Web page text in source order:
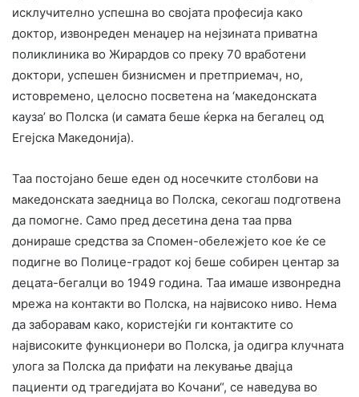
исклучително успешна во својата професија како
доктор, извонреден менаџер на нејзината приватна
поликлиника во Жирардов со преку 70 вработени
доктори, успешен бизнисмен и претприемач, но,
истовремено, целосно посветена на ‘македонската
кауза’ во Полска (и самата беше ќерка на бегалец од
Егејска Македонија).
Таа постојано беше еден од носечките столбови на
македонската заедница во Полска, секогаш подготвена
да помогне. Само пред десетина дена таа прва
донираше средства за Спомен-обележјето кое ќе се
подигне во Полице-градот кој беше собирен центар за
децата-бегалци во 1949 година. Таа имаше извонредна
мрежа на контакти во Полска, на највисоко ниво. Нема
да заборавам како, користејќи ги контактите со
највисоките функционери во Полска, ја одигра клучната
улога за Полска да прифати на лекување двајца
пациенти од трагедијата во Кочани“, се наведува во